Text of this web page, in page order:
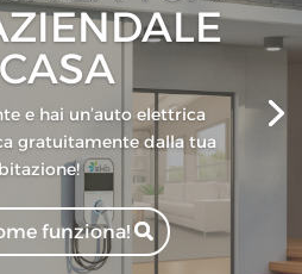
A
Vittorio Emanuele II a
tua consulenza!